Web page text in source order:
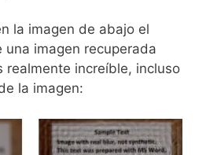
la imagen de abajo el
imagen recuperada
realmente increíble, incluso
la imagen: